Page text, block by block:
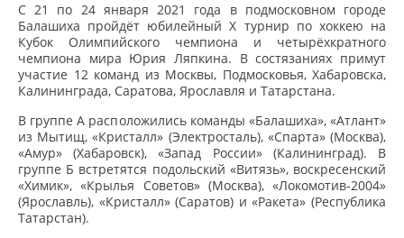
С 21 по 24 января 2021 года в подмосковном городе
Балашиха пройдёт юбилейный X турнир по хоккею на
Кубок Олимпийского чемпиона и четырёхкратного
чемпиона мира Юрия Ляпкина. В состязаниях примут
участие 12 команд из Москвы, Подмосковья, Хабаровска,
Калининграда, Саратова, Ярославля и Татарстана.
В группе А расположились команды «Балашиха», «Атлант»
из Мытищ, «Кристалл» (Электросталь), «Спарта» (Москва),
«Амур» (Хабаровск), «Запад России» (Калининград). В
группе Б встретятся подольский «Витязь», воскресенский
«Химик», «Крылья Советов» (Москва), «Локомотив-2004»
(Ярославль), «Кристалл» (Саратов) и «Ракета» (Республика
Татарстан).